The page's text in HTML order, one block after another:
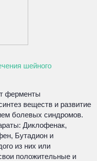
шейного
ферменты
веществ и развитие
болевых синдромов.
Диклофенак,
Бутадион и
из них или
положительные и